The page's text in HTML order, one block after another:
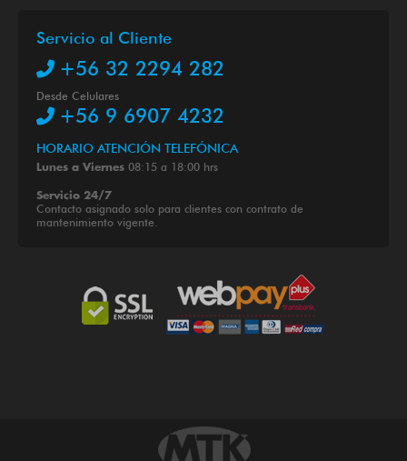
Servicio al Cliente
+56 32 2294 282
Desde Celulares
+56 9 6907 4232
HORARIO ATENCIÓN TELEFÓNICA
Lunes a Viernes 08:15 a 18:00 hrs
Servicio 24/7
Contacto asignado solo para clientes con contrato de
mantenimiento vigente.